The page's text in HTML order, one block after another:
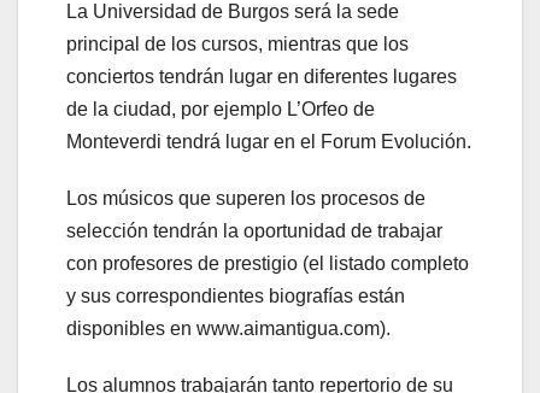
La Universidad de Burgos será la sede
principal de los cursos, mientras que los
conciertos tendrán lugar en diferentes lugares
de la ciudad, por ejemplo L’Orfeo de
Monteverdi tendrá lugar en el Forum Evolución.
Los músicos que superen los procesos de
selección tendrán la oportunidad de trabajar
con profesores de prestigio (el listado completo
y sus correspondientes biografías están
disponibles en www.aimantigua.com).
Los alumnos trabajarán tanto repertorio de su